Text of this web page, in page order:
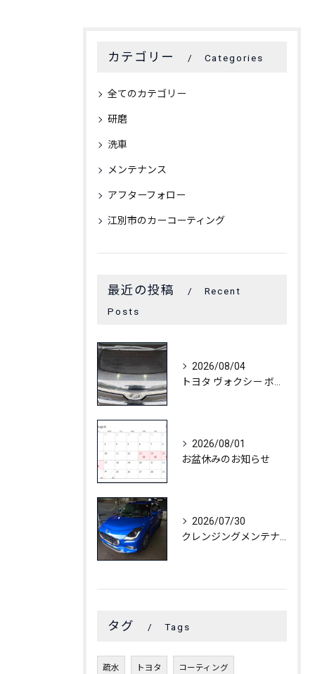
カテゴリー Categories
全てのカテゴリー
研磨
洗車
メンテナンス
アフターフォロー
江別市のカーコーティング
最近の投稿
Recent
Posts
2026/08/04
トヨタ ヴォクシー ボディ白ボケ除去
2026/08/01
お盆休みのお知らせ
2026/07/30
クレンジングメンテナンス🚗🫧✨
タグ Tags
疏水 トヨタ コーティング